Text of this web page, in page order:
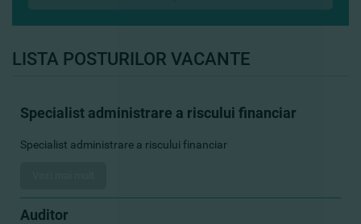
LISTA POSTURILOR VACANTE
Specialist administrare a riscului financiar
Specialist administrare a riscului financiar
Auditor